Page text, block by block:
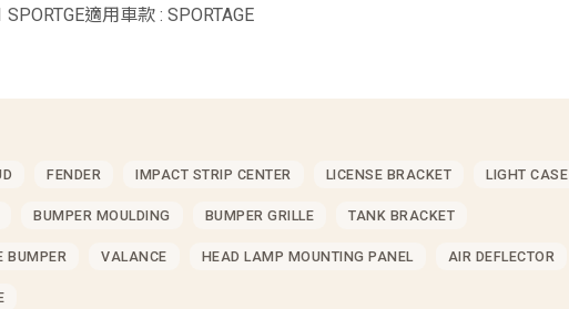
適用車款 : SPORTAGE
FENDER IMPACT STRIP CENTER LICENSE BRACKET LIGHT CASE
BUMPER MOULDING BUMPER GRILLE TANK BRACKET
BUMPER VALANCE HEAD LAMP MOUNTING PANEL AIR DEFLECTOR